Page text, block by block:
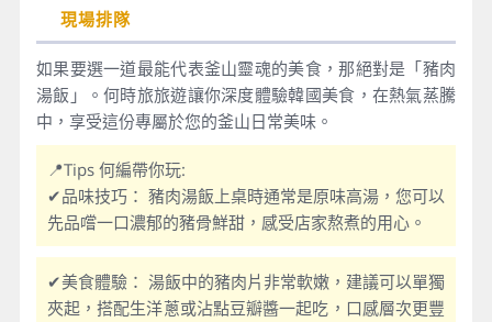
現場排隊
如果要選一道最能代表釜山靈魂的美食，那絕對是「豬肉
湯飯」。何時旅旅遊讓你深度體驗韓國美食，在熱氣蒸騰
中，享受這份專屬於您的釜山日常美味。
📍Tips 何編帶你玩:
✔品味技巧： 豬肉湯飯上桌時通常是原味高湯，您可以
先品嚐一口濃郁的豬骨鮮甜，感受店家熬煮的用心。
✔美食體驗： 湯飯中的豬肉片非常軟嫩，建議可以單獨
夾起，搭配生洋蔥或沾點豆瓣醬一起吃，口感層次更豐